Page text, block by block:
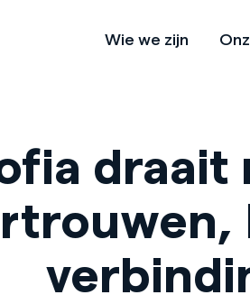
Wie we zijn
met een hoger doel